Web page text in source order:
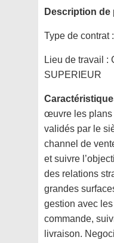
Description de
Type de contrat :
Lieu de travail :
SUPERIEUR
œuvre les plans
validés par le
channel de
et suivre
des relations
grandes
gestion avec
commande,
livraison.